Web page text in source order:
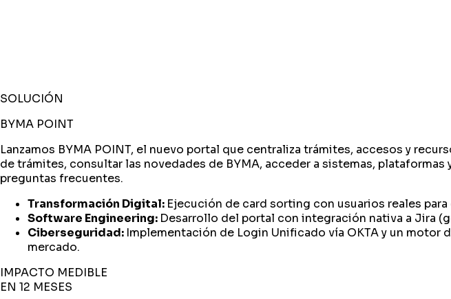
SOLUCIÓN
BYMA POINT
Lanzamos BYMA POINT, el nuevo portal que centraliza trámites, accesos y
de trámites​, consultar las novedades de BYMA​, acceder a sistemas,
preguntas frecuentes​.
Transformación Digital: Ejecución de card sorting con usuarios reales
Software Engineering: Desarrollo del portal con integración nativa a Jira
Ciberseguridad: Implementación de Login Unificado vía OKTA y un
mercado.
IMPACTO MEDIBLE
EN 12 MESES